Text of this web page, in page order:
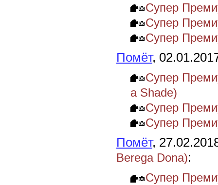
Супер
Супер
Супер
Помёт,
Супер
a Shade)
Супер
Супер
Помёт,
Berega Dona):
Супер